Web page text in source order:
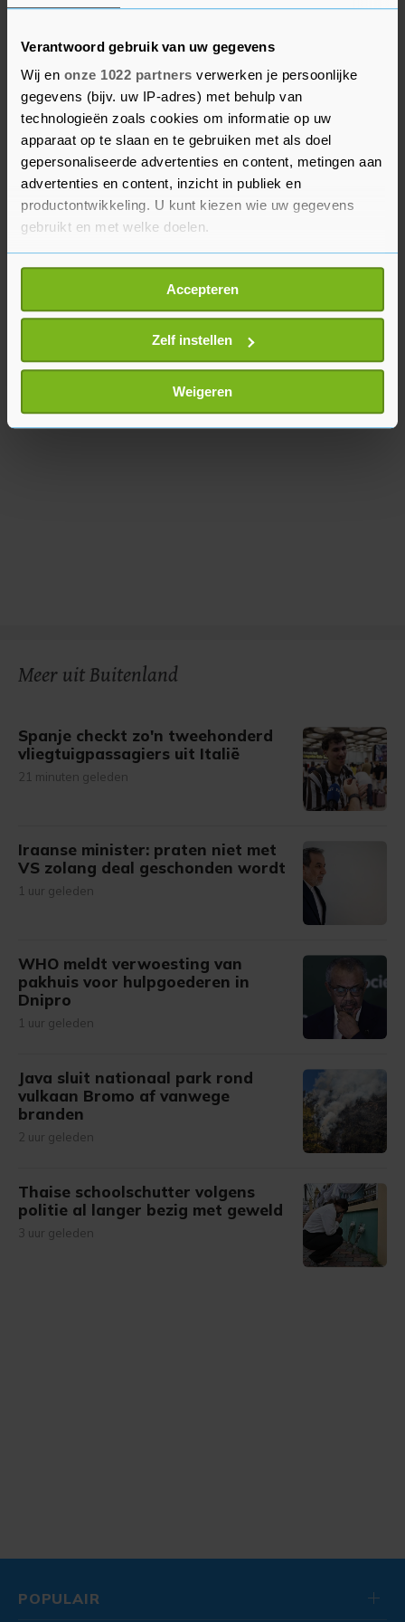
Verantwoord gebruik van uw gegevens
Wij en onze 1022 partners verwerken je persoonlijke
gegevens (bijv. uw IP-adres) met behulp van
technologieën zoals cookies om informatie op uw
apparaat op te slaan en te gebruiken met als doel
gepersonaliseerde advertenties en content, metingen aan
advertenties en content, inzicht in publiek en
productontwikkeling. U kunt kiezen wie uw gegevens
gebruikt en met welke doelen.
Als u het toestaat, willen we ook graag:
Informatie verzamelen over uw geografische
locatie, die tot een paar meter nauwkeurig kan zijn
Uw apparaat identificeren door het actief te
scannen op specifieke eigenschappen (fingerprinting)
Lees meer over hoe uw persoonlijke gegevens worden
verwerkt en stel uw voorkeuren in het
U kunt uw toestemming op elk moment wijzigen of
Accepteren
Zelf instellen
Weigeren
Verschillende Britse kranten meldden ook dat
een akkoord in zicht is. Volgens een politiek
verslaggever van The Sun is er op het laatste
moment nog onenigheid ontstaan rond
afspraken over accu's voor elektrische auto's.
Zakenkrant Financial Times meldt op basis van
ingewijden aan Britse zijde dat er nog steeds
discussies zijn over visserij en eerlijke
concurrentie, maar dat een deal op
woensdagavond mogelijk is.
Meer uit Buitenland
Spanje checkt zo'n tweehonderd
vliegtuigpassagiers uit Italië
21 minuten geleden
Iraanse minister: praten niet met
VS zolang deal geschonden wordt
1 uur geleden
WHO meldt verwoesting van
pakhuis voor hulpgoederen in
Dnipro
1 uur geleden
Java sluit nationaal park rond
vulkaan Bromo af vanwege
branden
2 uur geleden
Thaise schoolschutter volgens
politie al langer bezig met geweld
3 uur geleden
POPULAIR